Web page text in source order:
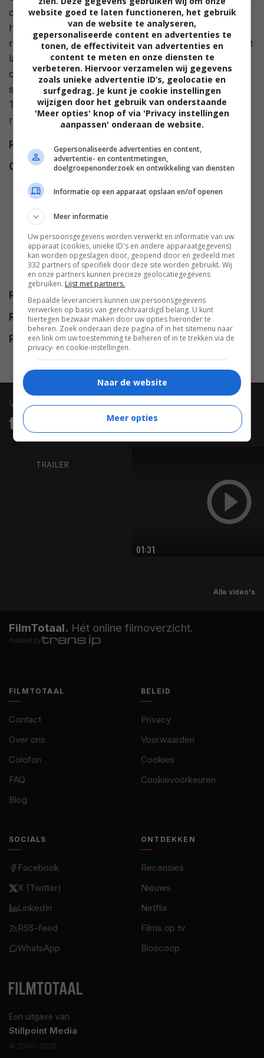
op de proef gesteld. De gevreesde buitenaardse
heerser Zartog neemt de controle over de
ruimtereizen over en kan doen wat hij wil. Comet moet
laten zien dat hij slim en sterk genoeg is om Zartog te
overwinnen. Maar dat kan hij niet alleen. Comet
schakelt de hulp in van zijn vrienden Ham, Luna en
Titan om Zartog te verslaan en de controle over de
ruimtereizen terug te pakken.
Regie John H. Williams.
Cast
Patrick Breen,Zack Shada,
Warburton,John DiMaggio,
Jane Lynch
Abtahi,Laura Bailey,Noreen
Reardon ,Spencer Gray,Stanley
Tucci.
Release
26.05.2010
Release NL
10.02.2011
Release DVD
17.05.2011
video
trailers & clips
01:31
TRAILER
Alle video's
FilmTotaal. Hét online filmoverzicht.
hosted by
Een uitgave van
Stillpoint Media
© 2000–2026
FILMTOTAAL
Contact
Over ons
Colofon
FAQ
Blog
BELEID
Privacy
Voorwaarden
Cookies
Cookievoorkeuren
SOCIALS
Facebook
X (Twitter)
LinkedIn
RSS-feed
WhatsApp
ONTDEKKEN
Recensies
Nieuws
Netflix
Films op tv
Bioscoop
website goed te laten functioneren, het gebruik
van de website te analyseren,
gepersonaliseerde content en advertenties te
tonen, de effectiviteit van advertenties en
content te meten en onze diensten te
verbeteren. Hiervoor verzamelen wij gegevens
zoals unieke advertentie ID’s, geolocatie en
surfgedrag. Je kunt je cookie instellingen
wijzigen door het gebruik van onderstaande
'Meer opties' knop of via 'Privacy instellingen
aanpassen' onderaan de website.
Gepersonaliseerde advertenties en content,
advertentie- en contentmetingen,
doelgroepenonderzoek en ontwikkeling van diensten
Informatie op een apparaat opslaan en/of openen
Meer informatie
Uw persoonsgegevens worden verwerkt en informatie van uw
apparaat (cookies, unieke ID's en andere apparaatgegevens)
kan worden opgeslagen door, geopend door en gedeeld met
332 partners of specifiek door deze site worden gebruikt. Wij
en onze partners kunnen precieze geolocatiegegevens
gebruiken. Lijst met partners.
Bepaalde leveranciers kunnen uw persoonsgegevens
verwerken op basis van gerechtvaardigd belang. U kunt
hiertegen bezwaar maken door uw opties hieronder te
beheren. Zoek onderaan deze pagina of in het sitemenu naar
een link om uw toestemming te beheren of in te trekken via de
privacy- en cookie-instellingen.
Naar de website
Meer opties